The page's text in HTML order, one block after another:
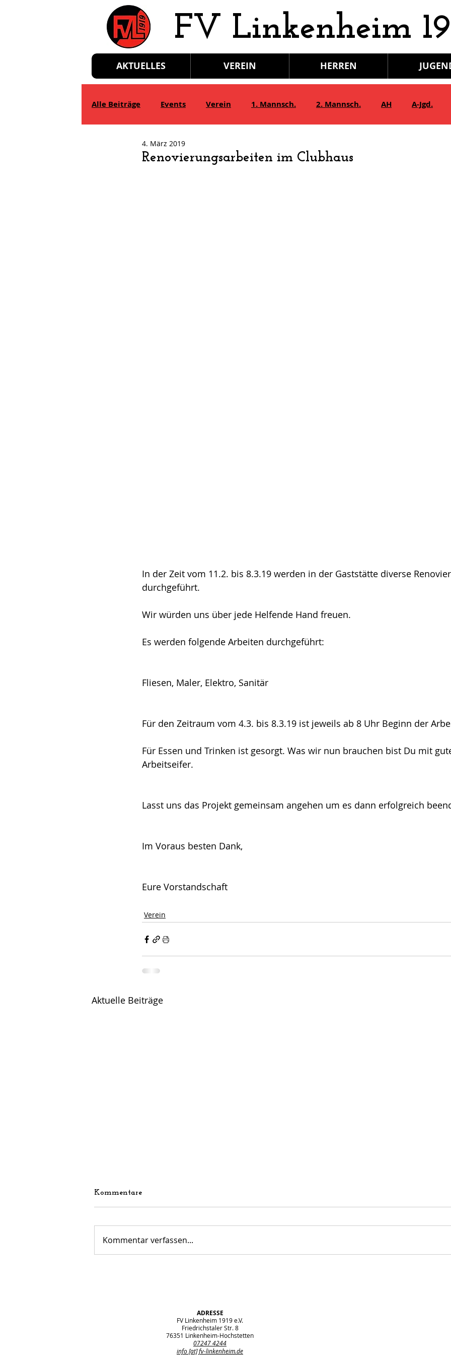
​FV Linkenheim
AKTUELLES VEREIN HERREN
Alle Beiträge Events Verein 1. Mannsch. 2. Mannsch. AH A-Jgd.
E-Jgd.
Renovierungsarbeiten im Clubhaus
4. März 2019
In der Zeit vom 11.2. bis 8.3.19 werden in der Gaststätte diverse
durchgeführt.
Wir würden uns über jede Helfende Hand freuen.
Es werden folgende Arbeiten durchgeführt:
Fliesen, Maler, Elektro, Sanitär
Für den Zeitraum vom 4.3. bis 8.3.19 ist jeweils ab 8 Uhr Beginn der
Für Essen und Trinken ist gesorgt. Was wir nun brauchen bist Du mit
Arbeitseifer.
Lasst uns das Projekt gemeinsam angehen um es dann erfolgreich
Im Voraus besten Dank,
Eure Vorstandschaft
Verein
Aktuelle Beiträge
Kommentare
Kommentar verfassen...
ADRESSE
FV Linkenheim 1919 e.V.
Friedrichstaler Str. 8
76351 Linkenheim-Hochstetten
07247 4244
info [at] fv-linkenheim.de